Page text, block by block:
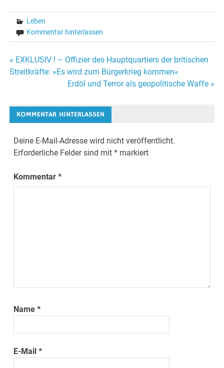
Leben
Kommentar hinterlassen
Beitrags-
« EXKLUSIV ! – Offizier des Hauptquartiers der britischen
Streitkräfte: »Es wird zum Bürgerkrieg kommen«
Erdöl und Terror als geopolitische Waffe »
KOMMENTAR HINTERLASSEN
Deine E-Mail-Adresse wird nicht veröffentlicht.
Erforderliche Felder sind mit* markiert
Kommentar*
Name*
E-Mail*